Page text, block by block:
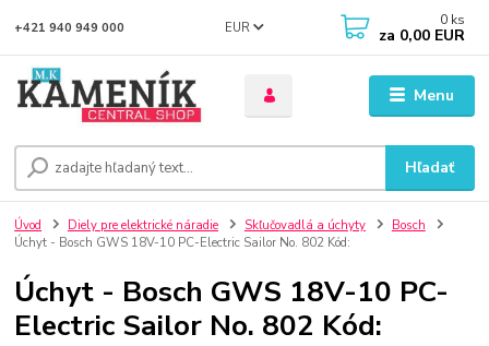
Menu
EUR
Hľadať
+421 940 949 000 0 ks
za 0,00 EUR
Úvod Diely pre elektrické náradie Skľučovadlá a úchyty
Bosch
Úchyt - Bosch GWS 18V-10 PC-Electric Sailor No. 802 Kód:
Úchyt - Bosch GWS 18V-10 PC-
Electric Sailor No. 802 Kód: